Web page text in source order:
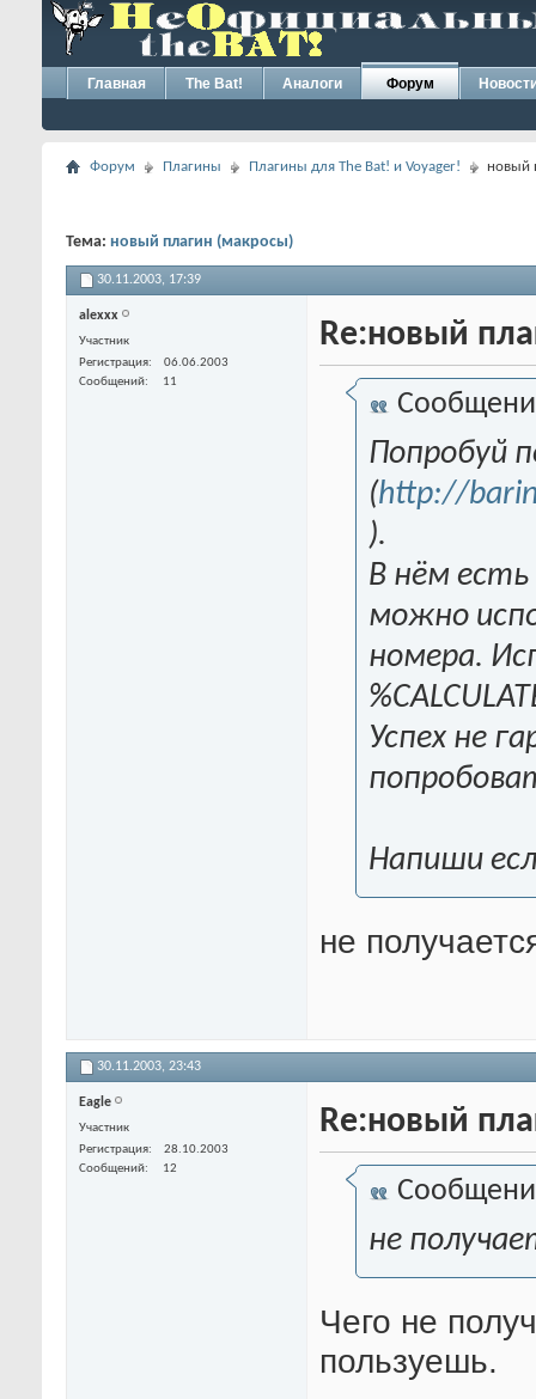
Главная The Bat! Аналоги Форум
Форум Плагины Плагины для The Bat! и Voyager! новый
Тема: новый плагин (макросы)
30.11.2003, 17:39
alexxx
Участник
Регистрация
06.06.2003
Сообщений
11
Re:новый
Попробуй
(http://
).
В нём есть
можно
номера.
Успех не
Напиши
не
30.11.2003, 23:43
Eagle
Участник
Регистрация
28.10.2003
Сообщений
12
Re:новый
не
Чего не
пользуешь.